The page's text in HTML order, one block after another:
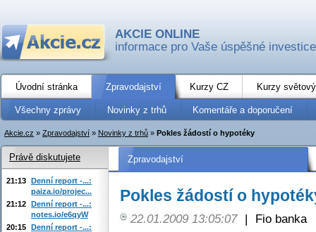
AKCIE ONLINE
informace pro Vaše úspěšné investice
Úvodní stránka Zpravodajství Kurzy CZ Kurzy
Všechny zprávy Novinky z trhů Komentáře a doporučení
Akcie.cz » Zpravodajství » Novinky z trhů » Pokles žádostí o hypotéky
Zpravodajství
Pokles žádostí o
22.01.2009 13:05:07 |
Fio banka
Právě diskutujete
21:13 Denní report -...:
paiza.io/projec...
21:12 Denní report -...:
notes.io/e6qyW
20:15 Denní report -...: